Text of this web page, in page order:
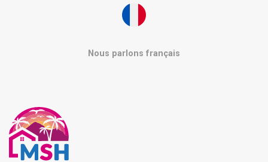
Nous parlons français